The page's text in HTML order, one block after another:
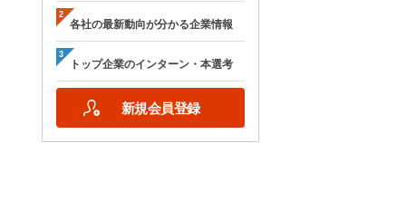
各社の最新動向が分かる企業情報
トップ企業のインターン・本選考
新規会員登録